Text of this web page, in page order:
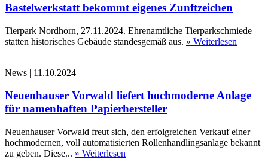
Bastelwerkstatt bekommt eigenes Zunftzeichen
Tierpark Nordhorn, 27.11.2024. Ehrenamtliche Tierparkschmiede
statten historisches Gebäude standesgemäß aus. » Weiterlesen
News | 11.10.2024
Neuenhauser Vorwald liefert hochmoderne Anlage
für namenhaften Papierhersteller
Neuenhauser Vorwald freut sich, den erfolgreichen Verkauf einer
hochmodernen, voll automatisierten Rollenhandlingsanlage bekannt
zu geben. Diese... » Weiterlesen